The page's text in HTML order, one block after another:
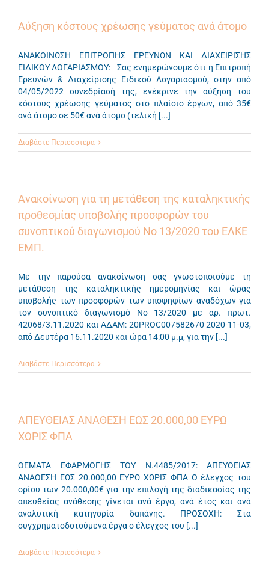
Αύξηση κόστους χρέωσης γεύματος ανά άτομο
ΑΝΑΚΟΙΝΩΣΗ ΕΠΙΤΡΟΠΗΣ ΕΡΕΥΝΩΝ ΚΑΙ ΔΙΑΧΕΙΡΙΣΗΣ
ΕΙΔΙΚΟΥ ΛΟΓΑΡΙΑΣΜΟΥ: Σας ενημερώνουμε ότι η Επιτροπή
Ερευνών & Διαχείρισης Ειδικού Λογαριασμού, στην από
04/05/2022 συνεδρίασή της, ενέκρινε την αύξηση του
κόστους χρέωσης γεύματος στο πλαίσιο έργων, από 35€
ανά άτομο σε 50€ ανά άτομο (τελική [...]
Διαβάστε Περισσότερα
Ανακοίνωση για τη μετάθεση της καταληκτικής
προθεσμίας υποβολής προσφορών του
συνοπτικού διαγωνισμού Νο 13/2020 του ΕΛΚΕ
ΕΜΠ.
Με την παρούσα ανακοίνωση σας γνωστοποιούμε τη
μετάθεση της καταληκτικής ημερομηνίας και ώρας
υποβολής των προσφορών των υποψηφίων αναδόχων για
τον συνοπτικό διαγωνισμό Νο 13/2020 με αρ. πρωτ.
42068/3.11.2020 και ΑΔΑΜ: 20PROC007582670 2020-11-03,
από Δευτέρα 16.11.2020 και ώρα 14:00 μ.μ, για την [...]
Διαβάστε Περισσότερα
ΑΠΕΥΘΕΙΑΣ ΑΝΑΘΕΣΗ ΕΩΣ 20.000,00 ΕΥΡΩ
ΧΩΡΙΣ ΦΠΑ
ΘΕΜΑΤΑ ΕΦΑΡΜΟΓΗΣ ΤΟΥ Ν.4485/2017: ΑΠΕΥΘΕΙΑΣ
ΑΝΑΘΕΣΗ ΕΩΣ 20.000,00 ΕΥΡΩ ΧΩΡΙΣ ΦΠΑ Ο έλεγχος του
ορίου των 20.000,00€ για την επιλογή της διαδικασίας της
απευθείας ανάθεσης γίνεται ανά έργο, ανά έτος και ανά
αναλυτική κατηγορία δαπάνης. ΠΡΟΣΟΧΗ: Στα
συγχρηματοδοτούμενα έργα ο έλεγχος του [...]
Διαβάστε Περισσότερα